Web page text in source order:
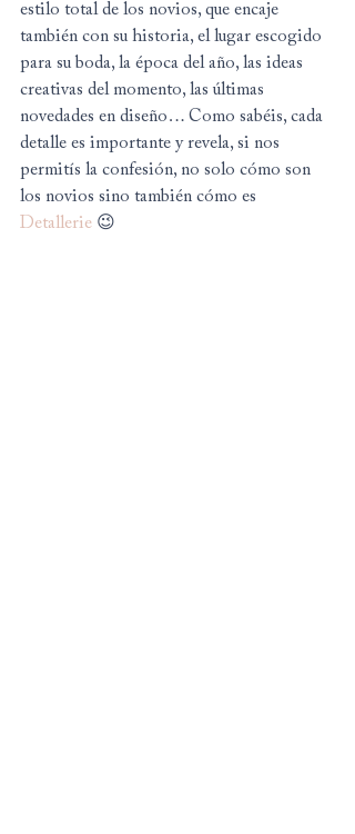
estilo total de los novios, que encaje
también con su historia, el lugar escogido
para su boda, la época del año, las ideas
creativas del momento, las últimas
novedades en diseño… Como sabéis, cada
detalle es importante y revela, si nos
permitís la confesión, no solo cómo son
los novios sino también cómo es
Detallerie 😉